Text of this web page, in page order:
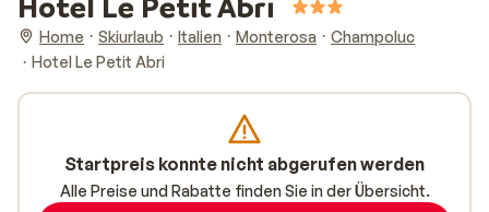
Home Skiurlaub Italien Monterosa
Champoluc
Hotel Le Petit Abri
Startpreis konnte nicht abgerufen werden
Alle Preise und Rabatte finden Sie in der Übersicht.